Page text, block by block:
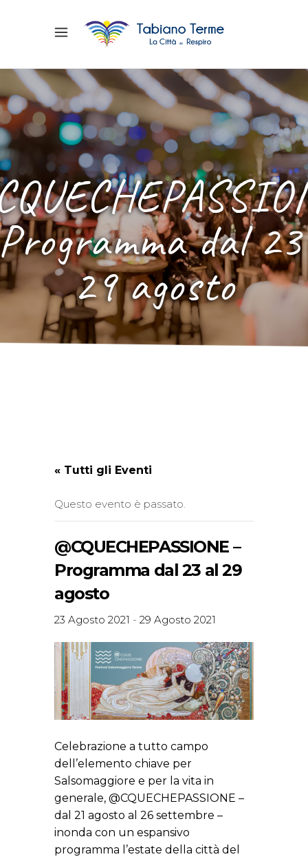
dal
29 agosto
« Tutti gli Eventi
Questo evento è passato.
@CQUECHEPASSIONE –
Programma dal 23 al 29
agosto
23 Agosto 2021 - 29 Agosto 2021
Celebrazione a tutto campo
dell’elemento chiave per
Salsomaggiore e per la vita in
generale, @CQUECHEPASSIONE –
dal 21 agosto al 26 settembre –
inonda con un espansivo
programma l’estate della città del